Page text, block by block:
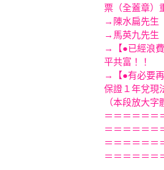
票（全蓋章
→陳水扁先
→馬英九先
→【●已經浪
平共富！
→【●有必要
保證１年兌現
（本段放
＝＝＝＝＝＝
＝＝＝＝＝＝
＝＝＝＝＝＝
＝＝＝＝＝＝